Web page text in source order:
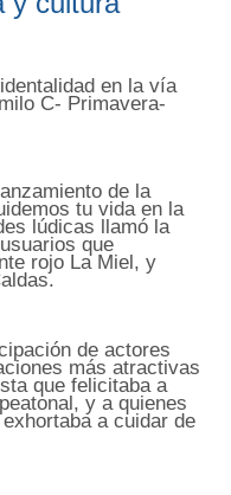
en la vía
C- Primavera-
de la
tu vida en la
lúdicas llamó la
que
rojo La Miel, y
de actores
más atractivas
que felicitaba a
y a quienes
a cuidar de